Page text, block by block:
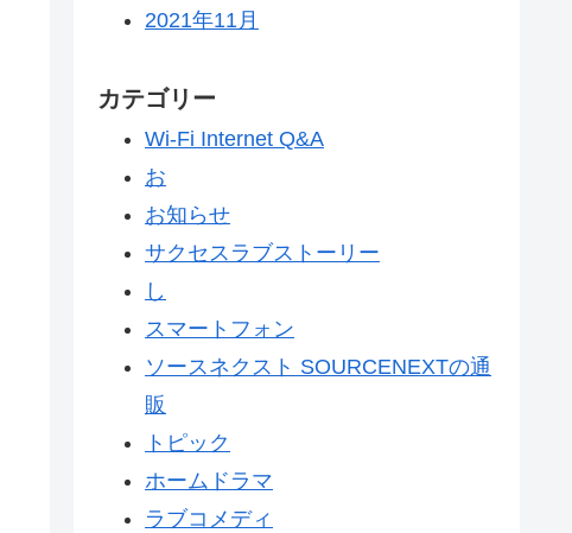
2021年11月
カテゴリー
Wi-Fi Internet Q&A
お
お知らせ
サクセスラブストーリー
し
スマートフォン
ソースネクスト SOURCENEXTの通
販
トピック
ホームドラマ
ラブコメディ